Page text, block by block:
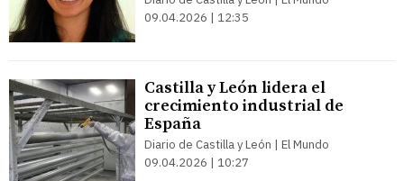
09.04.2026 | 12:35
Castilla y León lidera el
crecimiento industrial de
España
Diario de Castilla y León | El Mundo
09.04.2026 | 10:27